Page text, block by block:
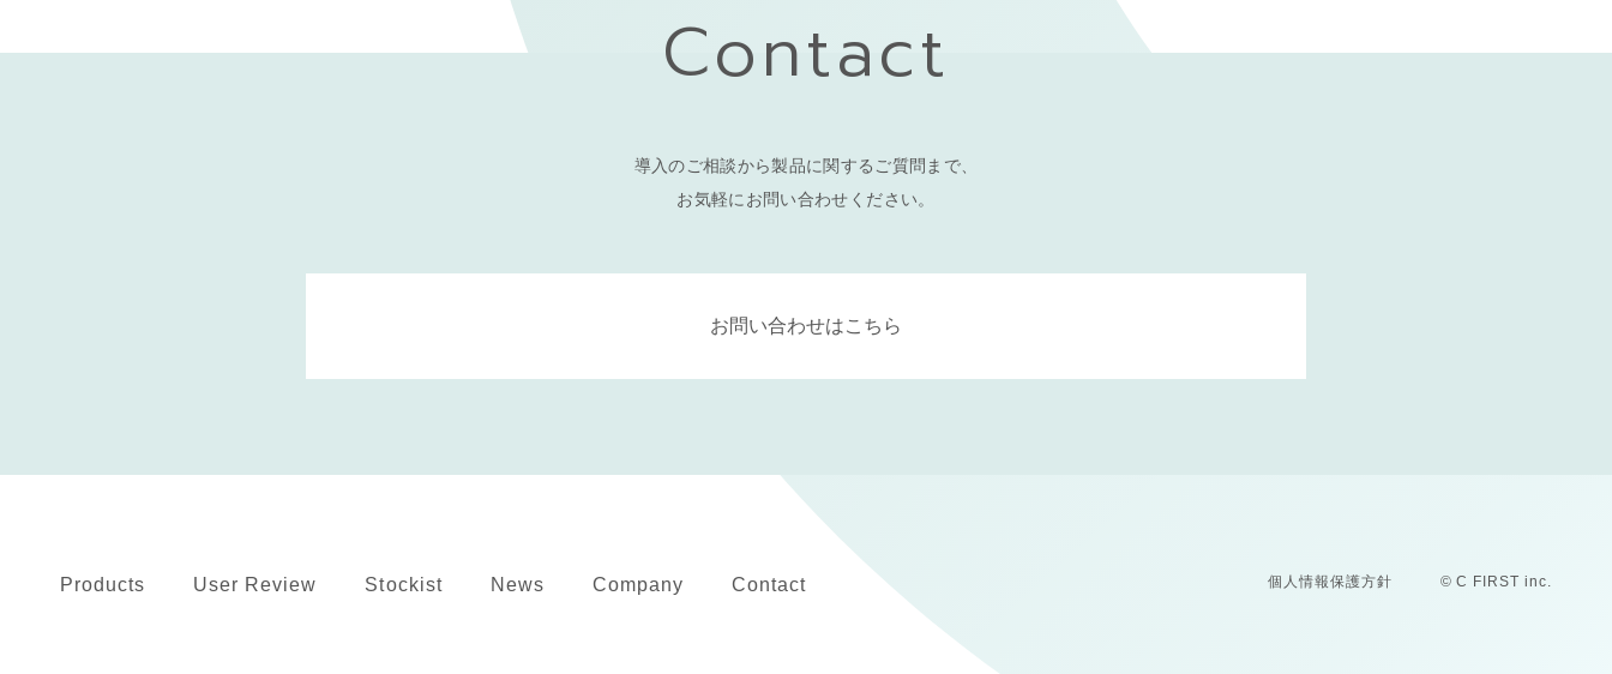
Contact
導入のご相談から製品に関するご質問まで、
お気軽にお問い合わせください。
お問い合わせはこちら
Products User Review Stockist News Company Contact 個人情報保護方針 © C FIRST inc.